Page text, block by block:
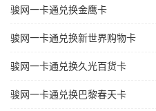
骏网一卡通兑换金鹰卡
骏网一卡通兑换新世界购物卡
骏网一卡通兑换久光百货卡
骏网一卡通兑换巴黎春天卡